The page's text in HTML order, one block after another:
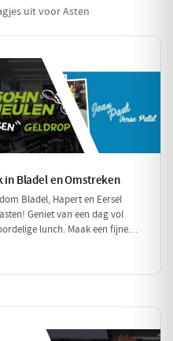
uit voor Asten
Bladel en Omstreken
Bladel, Hapert en Eersel
Geniet van een dag vol
lunch. Maak een fijne